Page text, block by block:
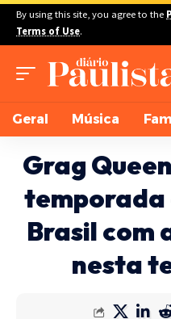
By using this site, you agree to the
Terms of Use.
Geral Música
Grag
temporada
Brasil com
nesta